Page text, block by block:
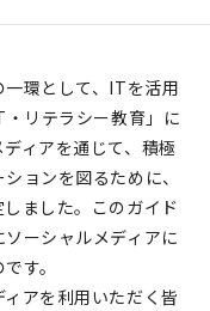
環として、ITを活用
リテラシー教育」に
ィアを通じて、積極
ョンを図るために、
しました。このガイド
ーシャルメディアに
す。
アを利用いただく皆